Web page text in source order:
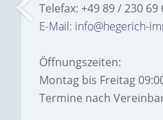
Telefax: +49 89 / 230 69
E-Mail: info@hegerich-
Öffnungszeiten:
Montag bis Freitag
Termine nach